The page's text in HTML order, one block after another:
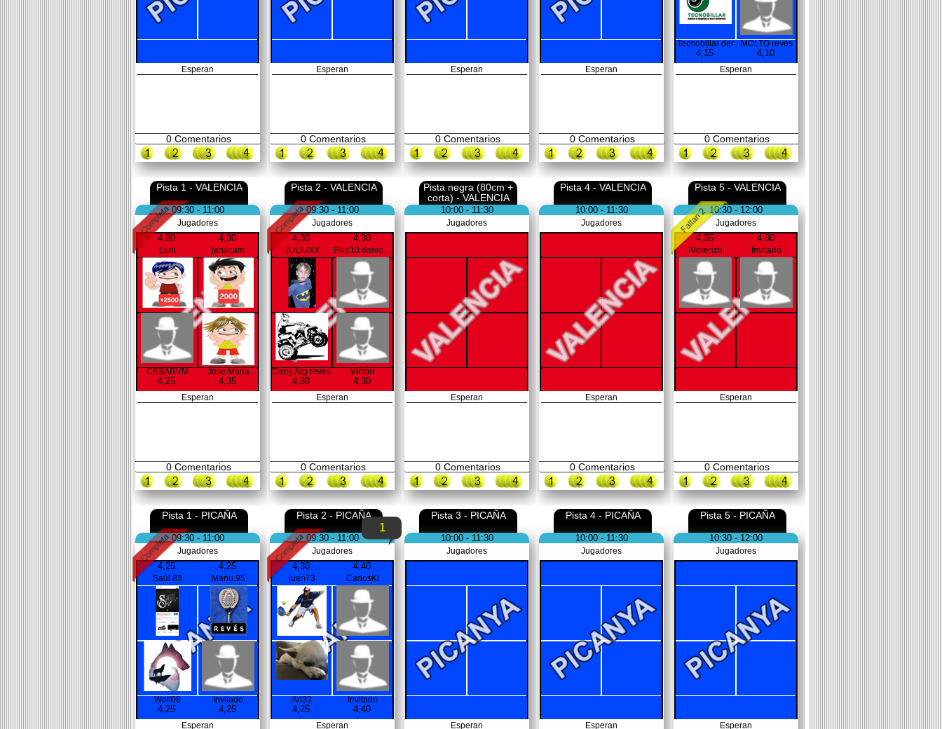
Esperan
0Comentarios
Esperan
0Comentarios
Esperan
0Comentarios
Esperan
0Comentarios
Tecnobillar der
4,15
MOLTO reves
4,10
Esperan
0Comentarios
Pista 1 - VALENCIA
09:30 - 11:00
Jugadores
4,30
Luni
4,30
jaruicam
CESARVM
4,25
Jose Maria
4,35
Esperan
0Comentarios
Pista 2 - VALENCIA
09:30 - 11:00
Jugadores
4,30
JULIUXX
4,30
Dany Arg revés
4,30
Victorr
4,30
Esperan
0Comentarios
Pista negra (80cm +
corta) - VALENCIA
10:00 - 11:30
Jugadores
Esperan
0Comentarios
Pista 4 - VALENCIA
10:00 - 11:30
Jugadores
Esperan
0Comentarios
Pista 5 - VALENCIA
10:30 - 12:00
Jugadores
4,35
Alorenzo
4,30
Invitado
Esperan
0Comentarios
Pista 1 - PICAÑA
09:30 - 11:00
Jugadores
4,25
Saúl 83
4,25
Manu.95
Wolf08
4,25
Invitado
4,25
Esperan
Pista 2 - PICAÑA
09:30 - 11:00
Jugadores
4,30
juan73
4,40
CarlosKi
Ari33
4,25
Invitado
4,40
Esperan
1
Pista 3 - PICAÑA
10:00 - 11:30
Jugadores
Esperan
Pista 4 - PICAÑA
10:00 - 11:30
Jugadores
Esperan
Pista 5 - PICAÑA
10:30 - 12:00
Jugadores
Esperan